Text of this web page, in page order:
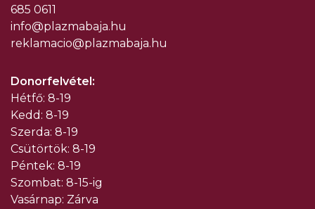
685 0611
info@plazmabaja.hu
reklamacio@plazmabaja.hu
Donorfelvétel:
Hétfő: 8-19
Kedd: 8-19
Szerda: 8-19
Csütörtök: 8-19
Péntek: 8-19
Szombat: 8-15-ig
Vasárnap: Zárva